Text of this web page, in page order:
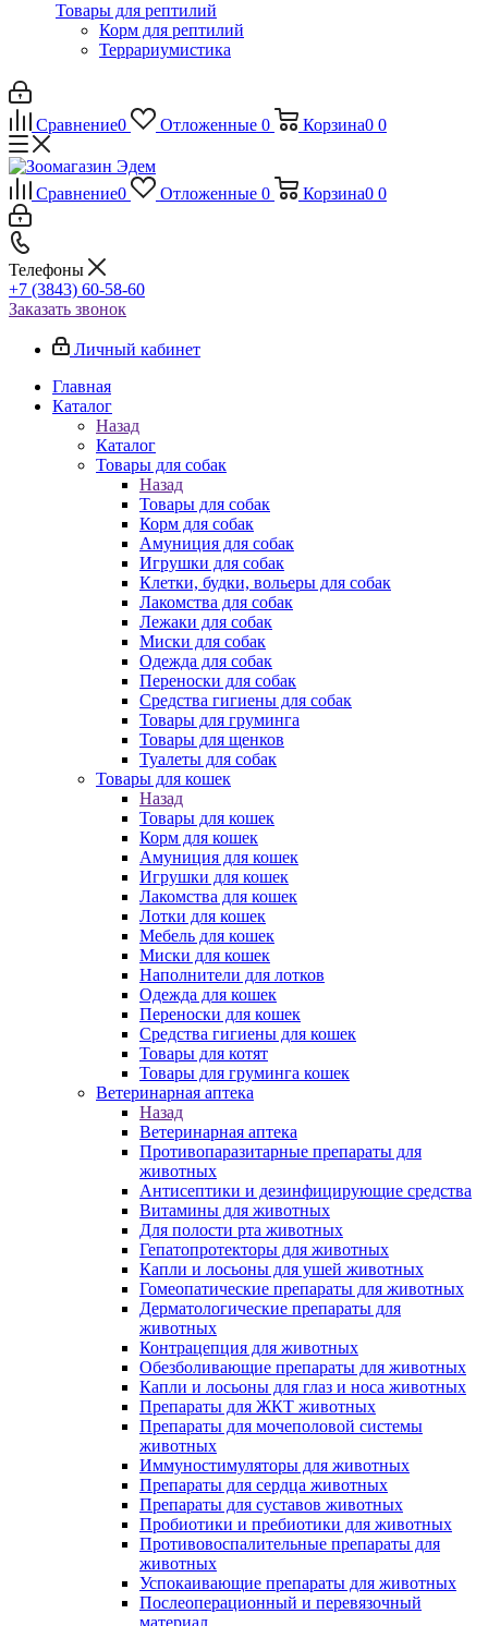
Товары для рептилий
Корм для рептилий
Террариумистика
Сравнение0 Отложенные 0 Корзина0 0
Сравнение0 Отложенные 0 Корзина0 0
Телефоны
+7 (3843) 60-58-60
Заказать звонок
Личный кабинет
Главная
Каталог
Назад
Каталог
Товары для собак
Назад
Товары для собак
Корм для собак
Амуниция для собак
Игрушки для собак
Клетки, будки, вольеры для собак
Лакомства для собак
Лежаки для собак
Миски для собак
Одежда для собак
Переноски для собак
Средства гигиены для собак
Товары для груминга
Товары для щенков
Туалеты для собак
Товары для кошек
Назад
Товары для кошек
Корм для кошек
Амуниция для кошек
Игрушки для кошек
Лакомства для кошек
Лотки для кошек
Мебель для кошек
Миски для кошек
Наполнители для лотков
Одежда для кошек
Переноски для кошек
Средства гигиены для кошек
Товары для котят
Товары для груминга кошек
Ветеринарная аптека
Назад
Ветеринарная аптека
Противопаразитарные препараты для
животных
Антисептики и дезинфицирующие средства
Витамины для животных
Для полости рта животных
Гепатопротекторы для животных
Капли и лосьоны для ушей животных
Гомеопатические препараты для животных
Дерматологические препараты для
животных
Контрацепция для животных
Обезболивающие препараты для животных
Капли и лосьоны для глаз и носа животных
Препараты для ЖКТ животных
Препараты для мочеполовой системы
животных
Иммуностимуляторы для животных
Препараты для сердца животных
Препараты для суставов животных
Пробиотики и пребиотики для животных
Противовоспалительные препараты для
животных
Успокаивающие препараты для животных
Послеоперационный и перевязочный
материал